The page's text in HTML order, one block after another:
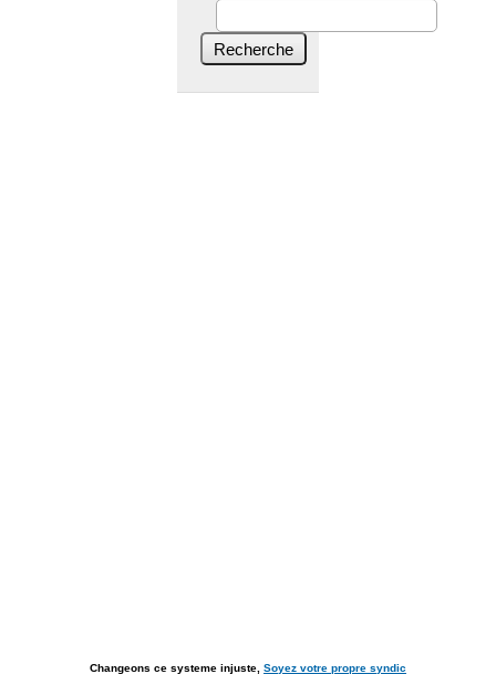
Changeons ce systeme injuste, Soyez votre propre syndic